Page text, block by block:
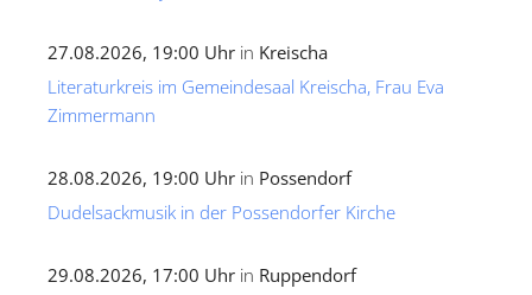
27.08.2026, 19:00 Uhr in Kreischa
Literaturkreis im Gemeindesaal Kreischa, Frau Eva
Zimmermann
28.08.2026, 19:00 Uhr in Possendorf
Dudelsackmusik in der Possendorfer Kirche
29.08.2026, 17:00 Uhr in Ruppendorf